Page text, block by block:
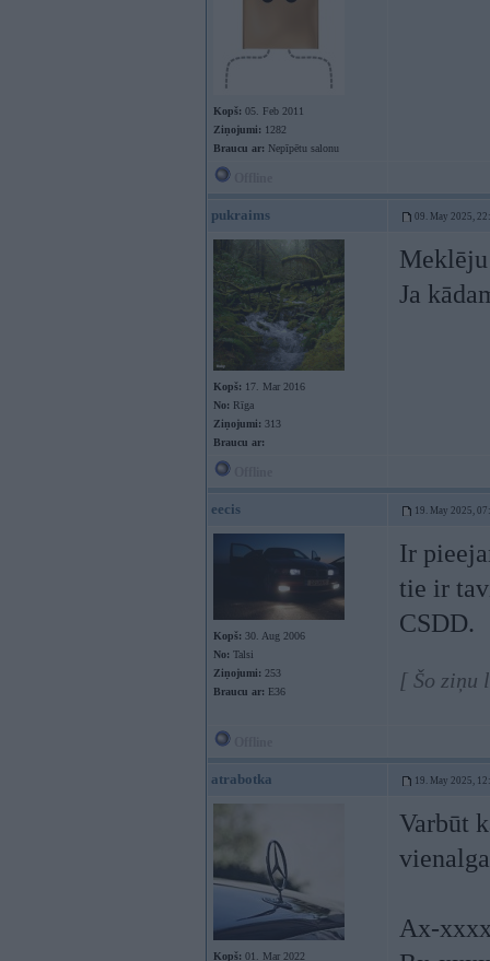
Kopš: 05. Feb 2011
Ziņojumi: 1282
Braucu ar: Nepīpētu salonu
pukraims 09. May 2025,
Kopš: 17. Mar 2016
No: Rīga
Ziņojumi: 313
Braucu ar:
Ja
eecis 19. May 2025,
Kopš: 30. Aug 2006
No: Talsi
Ziņojumi: 253
Braucu ar: E36
Ir
tie ir
CSDD.
[ Šo ziņu
atrabotka 19. May 2025,
Kopš: 01. Mar 2022
Varbūt
Ax-